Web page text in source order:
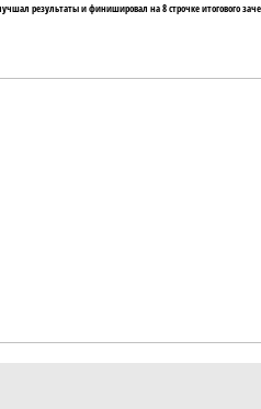
результаты и финишировал на 8 строчке итогового